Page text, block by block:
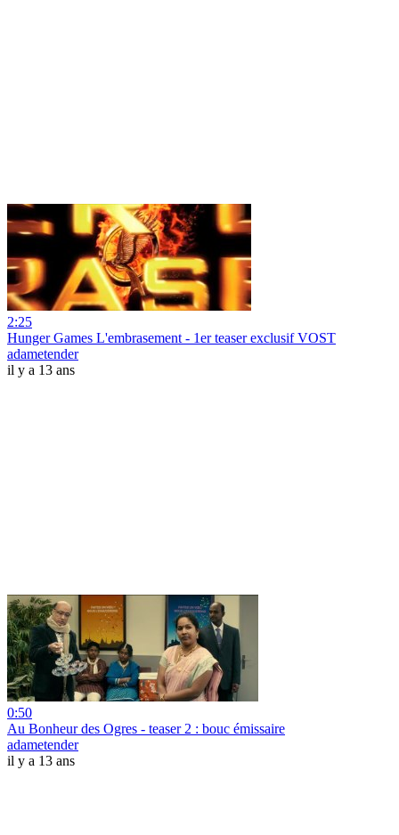
2:25
Hunger Games L'embrasement - 1er teaser exclusif VOST
adametender
il y a 13 ans
0:50
Au Bonheur des Ogres - teaser 2 : bouc émissaire
adametender
il y a 13 ans